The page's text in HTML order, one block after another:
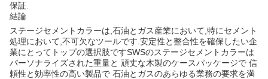
保証.
結論
ステージセメントカラーは,石油とガス産業において,特にセメント
処理において,不可欠なツールです.安定性と整合性を確保したい企
業にとってトップの選択肢ですSWSのステージセメントカラーは
パーソナライズされた重量と 頑丈な木製のケースパッケージで 信
頼性と効率性の高い製品で 石油とガスのあらゆる業務の要求を満